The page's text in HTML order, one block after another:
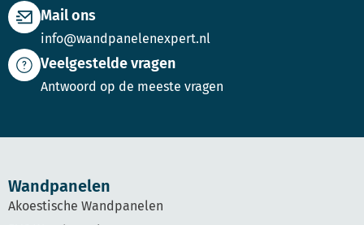
Mail ons
info@wandpanelenexpert.nl
Veelgestelde vragen
Antwoord op de meeste vragen
Wandpanelen
Akoestische Wandpanelen